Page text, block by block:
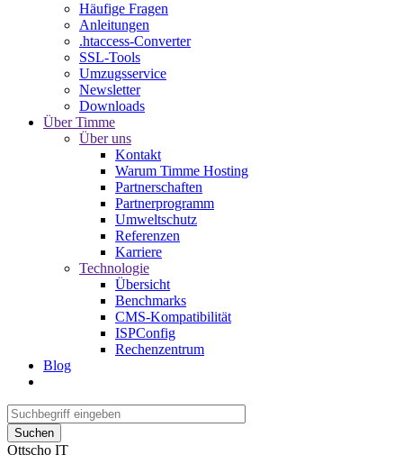
Häufige Fragen
Anleitungen
.htaccess-Converter
SSL-Tools
Umzugsservice
Newsletter
Downloads
Über Timme
Über uns
Kontakt
Warum Timme Hosting
Partnerschaften
Partnerprogramm
Umweltschutz
Referenzen
Karriere
Technologie
Übersicht
Benchmarks
CMS-Kompatibilität
ISPConfig
Rechenzentrum
Blog
Suchen
Ottscho IT